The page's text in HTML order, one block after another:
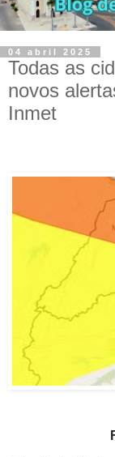
04 abril 2025
Todas as
novos
Inmet